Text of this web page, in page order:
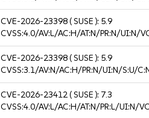
CVE-2026-23398( SUSE ): 5.9
CVSS:4.0/AV:L/AC:H/AT:N/PR:N/UI:N/
CVE-2026-23398( SUSE ): 5.9
CVSS:3.1/AV:N/AC:H/PR:N/UI:N/S:U/
CVE-2026-23412( SUSE ): 7.3
CVSS:4.0/AV:L/AC:H/AT:N/PR:L/UI:N/